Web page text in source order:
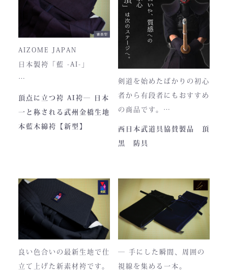
■仕様
ファスナー部分にはYKK製
を使用しております。
入荷時期やロットにより、
ファスナーのデザイン・仕
様が一部異なる場合がござ
使い込むほどに色は落ち着
き、
あなただけの一着へと育っ
ていきます。
藍が変化していく時間ご
質低価格をできるだけ再現
しております。特に籠手は
使いやすいと評判です。
AIZOME JAPAN
日本製袴「藍 -AI-」
― 武州正藍染 × 熊本工
場製作 ―
日本国内でも袴を手がける
職人が数えるほどしかいな
い今、
この袴は、一針一針に魂を
込めて仕立てられた 日本
最高峰の逸品 です。
頂点に立つ袴 AI袴― 日本
一と称される武州金橋生地
本藍木綿袴【新型】
剣道を始めたばかりの初心
者から有段者にもおすすめ
の商品です。
【商品内容】
西日本武道具協賛製品 頂
黒 防具
良い色合いの最新生地で仕
立て上げた新素材袴です。
― 手にした瞬間、周囲の
視線を集める一本。